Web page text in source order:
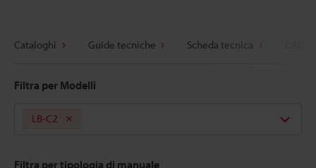
Cataloghi Guide tecniche Scheda tecnica
Filtra per Modelli
LB-C2
Filtra per tipologia di manuale